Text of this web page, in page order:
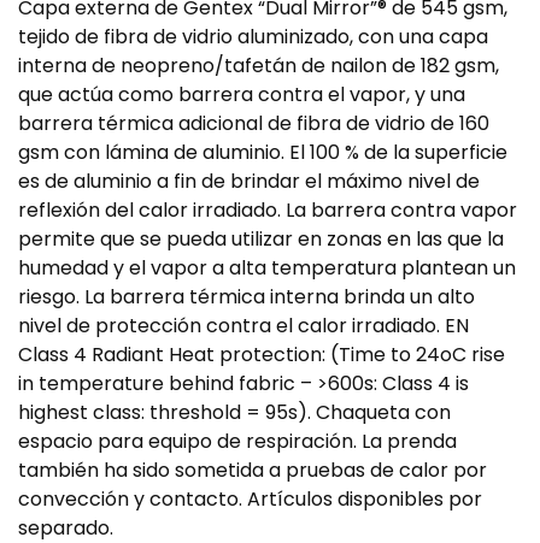
Capa externa de Gentex “Dual Mirror”® de 545 gsm,
tejido de fibra de vidrio aluminizado, con una capa
interna de neopreno/tafetán de nailon de 182 gsm,
que actúa como barrera contra el vapor, y una
barrera térmica adicional de fibra de vidrio de 160
gsm con lámina de aluminio. El 100 % de la superficie
es de aluminio a fin de brindar el máximo nivel de
reflexión del calor irradiado. La barrera contra vapor
permite que se pueda utilizar en zonas en las que la
humedad y el vapor a alta temperatura plantean un
riesgo. La barrera térmica interna brinda un alto
nivel de protección contra el calor irradiado. EN
Class 4 Radiant Heat protection: (Time to 24oC rise
in temperature behind fabric – >600s: Class 4 is
highest class: threshold = 95s). Chaqueta con
espacio para equipo de respiración. La prenda
también ha sido sometida a pruebas de calor por
convección y contacto. Artículos disponibles por
separado.